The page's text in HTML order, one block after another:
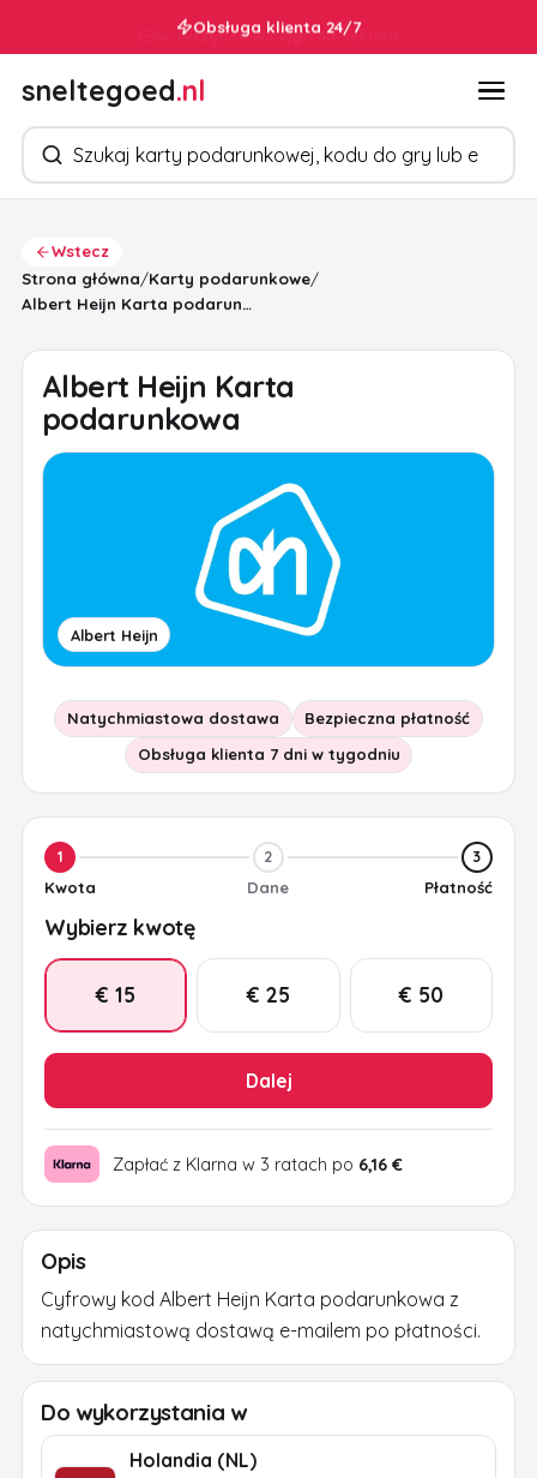
W skrzynce w ciągu 30 sekund
sneltegoed.nl
Szukaj produktów
Wstecz
Strona główna/Karty podarunkowe/
Albert Heijn Karta podarunkowa
Albert Heijn Karta
podarunkowa
Albert Heijn
Natychmiastowa dostawa
Bezpieczna płatność
Obsługa klienta 7 dni w tygodniu
1
Kwota
2
Dane
3
Płatność
Wybierz kwotę
€ 15 € 25 € 50
Dalej
Zapłać z Klarna w 3 ratach po 6,16 €
Opis
Cyfrowy kod Albert Heijn Karta podarunkowa z
natychmiastową dostawą e-mailem po płatności.
Do wykorzystania w
Holandia (NL)